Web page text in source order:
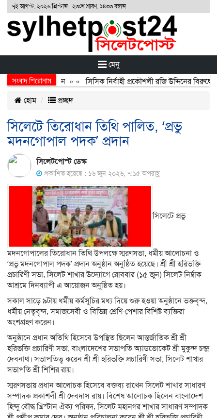
৭ই আগস্ট, ২০২৬ খ্রিস্টাব্দ | ২৩শে শ্রাবণ, ১৪৩৩ বঙ্গাব্দ
মেনু
সংবাদ শিরোনাম
বর্জন ও বিসর্জন » « সিসিক নির্বাহী প্রকৌশলী রজি উদ্দিনের
হোম
প্রচ্ছদ
সিলেটে তিরোধান তিথি পালিত, ‘প্রভু
মদনগোপাল পদক’ প্রদান
সিলেটপোস্ট ডেস্ক
প্রকাশিত হয়েছে : ১৬ জুন ২০২৬, ৭:১৫ অপরাহ্ণ
সিলেটে প্রভু
মদনগোপালের তিরোধান তিথি উপলক্ষে স্মরণসভা, ধর্মীয় আলোচনা ও
‘প্রভু মদনগোপাল পদক’ প্রদান অনুষ্ঠান অনুষ্ঠিত হয়েছে। শ্রী শ্রী হরিভক্তি
প্রচারিণী সভা, সিলেট শাখার উদ্যোগে রোববার (১৫ জুন) সিলেট নির্ম্বাক
আশ্রমে দিনব্যাপী এ আয়োজন অনুষ্ঠিত হয়।
সকাল সাড়ে ৯টায় ধর্মীয় কর্মসূচির মধ্য দিয়ে শুরু হওয়া অনুষ্ঠানে ভক্তবৃন্দ,
ধর্মীয় নেতৃবৃন্দ, সমাজসেবী ও বিভিন্ন শ্রেণি-পেশার বিশিষ্ট ব্যক্তিরা
অংশগ্রহণ করেন।
অনুষ্ঠানে প্রধান অতিথি হিসেবে উপস্থিত ছিলেন আন্তর্জাতিক শ্রী শ্রী
হরিভক্তি প্রচারিণী সভা, বাংলাদেশের সভাপতি অ্যাডভোকেট শ্রী মুকুন্দ চন্দ্র
দেবনাথ। সভাপতিত্ব করেন শ্রী শ্রী হরিভক্তি প্রচারিণী সভা, সিলেট শাখার
সভাপতি শ্রী শিশির রায়।
স্মরণসভায় প্রধান আলোচক হিসেবে বক্তব্য রাখেন সিলেট শাখার সাধারণ
সম্পাদক প্রকাশলী শ্রী দেবদাস রায়। বিশেষ আলোচক ছিলেন বাংলাদেশ
হিন্দু বৌদ্ধ খ্রিস্টান ঐক্য পরিষদ, সিলেট মহানগর শাখার সাধারণ সম্পাদক